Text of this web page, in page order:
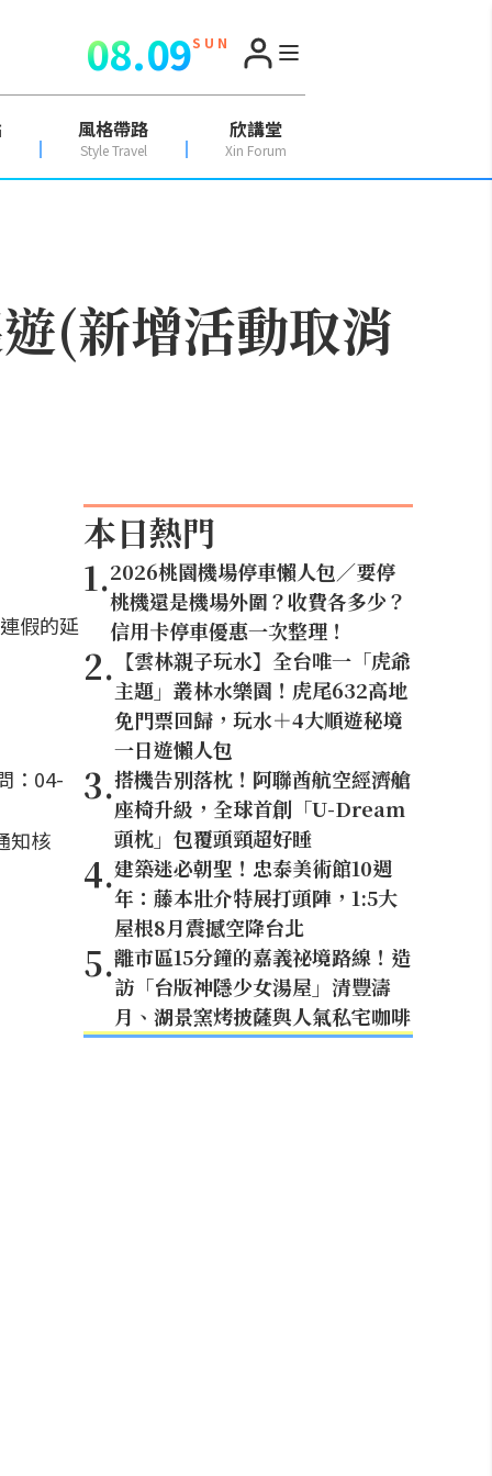
08.09S U N
風格帶路
Style Travel
欣講堂
Xin Forum
(新增活動取消
假的延
：04-
知核
本日熱門
1.2026桃園機場停車懶人包／要停
桃機還是機場外圍？收費各多少？
信用卡停車優惠一次整理！
2. 【雲林親子玩水】全台唯一「虎爺
主題」叢林水樂園！虎尾632高地
免門票回歸，玩水＋4大順遊秘境
一日遊懶人包
3.搭機告別落枕！阿聯酋航空經濟艙
座椅升級，全球首創「U-Dream
頭枕」包覆頭頸超好睡
4.建築迷必朝聖！忠泰美術館10週
年：藤本壯介特展打頭陣，1:5大
屋根8月震撼空降台北
5.離市區15分鐘的嘉義祕境路線！造
訪「台版神隱少女湯屋」清豐濤
月、湖景窯烤披薩與人氣私宅咖啡